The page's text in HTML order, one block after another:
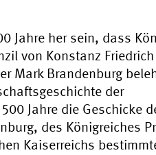
Jahre her sein, dass
von Konstanz
Mark Brandenburg
der
Jahre die Geschicke
des Königreiches
Kaiserreichs